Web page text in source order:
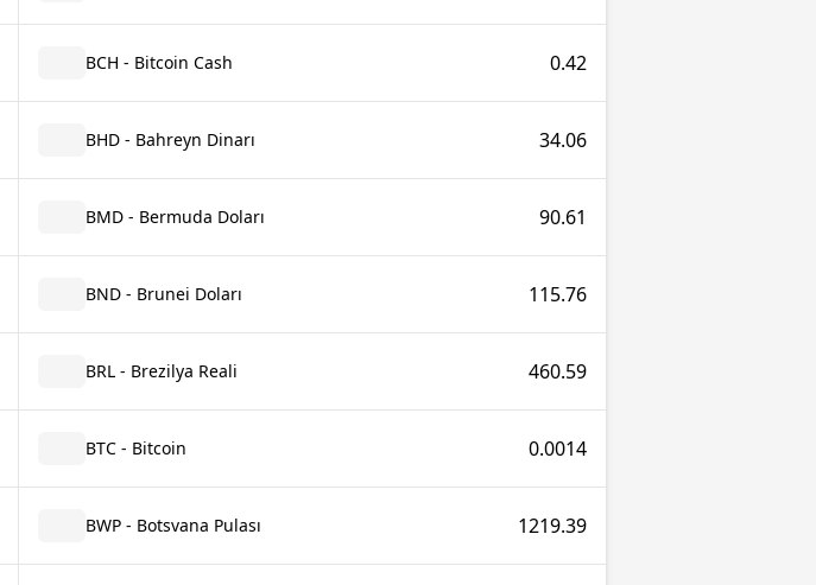
BCH - Bitcoin Cash 0.42
BHD - Bahreyn Dinarı 34.06
BMD - Bermuda Doları 90.61
BND - Brunei Doları 115.76
BRL - Brezilya Reali 460.59
BTC - Bitcoin 0.0014
BWP - Botsvana Pulası 1219.39